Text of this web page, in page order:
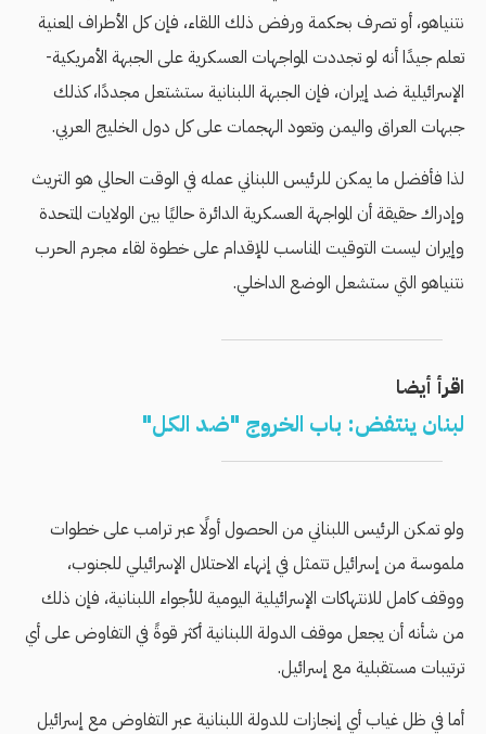
نتنياهو، أو تصرف بحكمة ورفض ذلك اللقاء، فإن كل الأطراف المعنية
تعلم جيدًا أنه لو تجددت المواجهات العسكرية على الجبهة الأمريكية-
الإسرائيلية ضد إيران، فإن الجبهة اللبنانية ستشتعل مجددًا، كذلك
جبهات العراق واليمن وتعود الهجمات على كل دول الخليج العربي.
لذا فأفضل ما يمكن للرئيس اللبناني عمله في الوقت الحالي هو التريث
وإدراك حقيقة أن المواجهة العسكرية الدائرة حاليًا بين الولايات المتحدة
وإيران ليست التوقيت المناسب للإقدام على خطوة لقاء مجرم الحرب
نتنياهو التي ستشعل الوضع الداخلي.
اقرأ أيضا
لبنان ينتفض: باب الخروج "ضد الكل"
ولو تمكن الرئيس اللبناني من الحصول أولًا عبر ترامب على خطوات
ملموسة من إسرائيل تتمثل في إنهاء الاحتلال الإسرائيلي للجنوب،
ووقف كامل للانتهاكات الإسرائيلية اليومية للأجواء اللبنانية، فإن ذلك
من شأنه أن يجعل موقف الدولة اللبنانية أكثر قوةً في التفاوض على أي
ترتيبات مستقبلية مع إسرائيل.
أما في ظل غياب أي إنجازات للدولة اللبنانية عبر التفاوض مع إسرائيل